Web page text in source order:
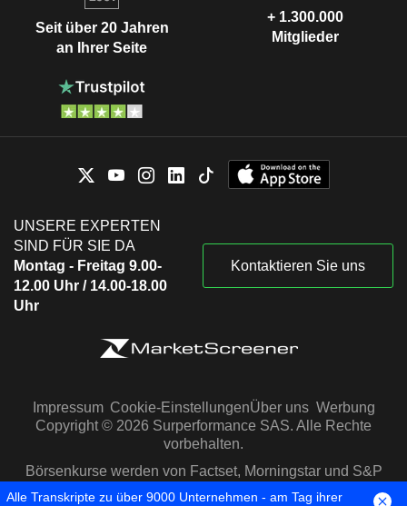
Seit über 20 Jahren
an Ihrer Seite
+ 1.300.000
Mitglieder
UNSERE EXPERTEN
SIND FÜR SIE DA
Montag - Freitag 9.00-
12.00 Uhr / 14.00-18.00
Uhr
Kontaktieren Sie uns
Impressum Cookie-EinstellungenÜber uns Werbung
Copyright © 2026 Surperformance SAS. Alle Rechte
vorbehalten.
Börsenkurse werden von Factset, Morningstar und S&P
Capital IQ zur Verfügung gestellt
Alle Transkripte zu über 9000 Unternehmen - am Tag ihrer